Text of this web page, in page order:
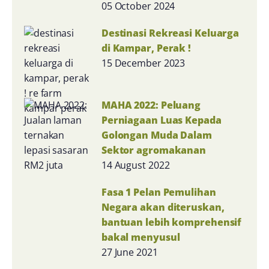
05 October 2024
Destinasi Rekreasi Keluarga
di Kampar, Perak !
15 December 2023
MAHA 2022: Peluang
Perniagaan Luas Kepada
Golongan Muda Dalam
Sektor agromakanan
14 August 2022
Fasa 1 Pelan Pemulihan
Negara akan diteruskan,
bantuan lebih komprehensif
bakal menyusul
27 June 2021